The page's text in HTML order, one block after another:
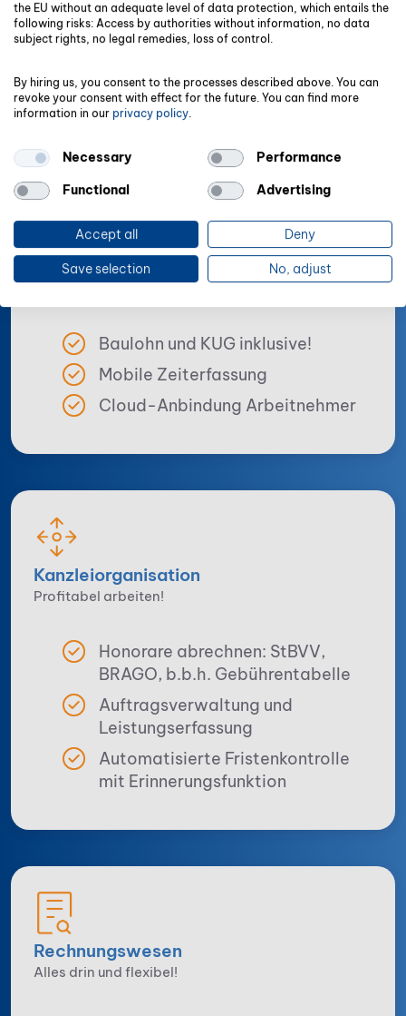
ALLES DRIN
Alle wichtigen Funktionen in
einem Programm
Personalwesen
Einfach und sicher abrechnen!
Baulohn und KUG inklusive!
Mobile Zeiterfassung
Cloud-Anbindung Arbeitnehmer
Kanzlei­orga­nisation
Profitabel arbeiten!
Honorare abrechnen: StBVV,
BRAGO, b.b.h. Gebührentabelle
Auftragsverwaltung und
Leistungserfassung
Automatisierte Fristenkontrolle
mit Erinnerungsfunktion
Rechnungswesen
Alles drin und flexibel!
the EU without an adequate level of data protection, which entails the
following risks: Access by authorities without information, no data
subject rights, no legal remedies, loss of control.
By hiring us, you consent to the processes described above. You can
revoke your consent with effect for the future. You can find more
information in our privacy policy
Necessary
Performance
Functional
Advertising
Accept all Deny
Save selection No, adjust